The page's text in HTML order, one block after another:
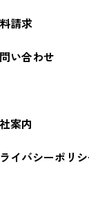
請求
い合わせ
案内
イバシーポリ